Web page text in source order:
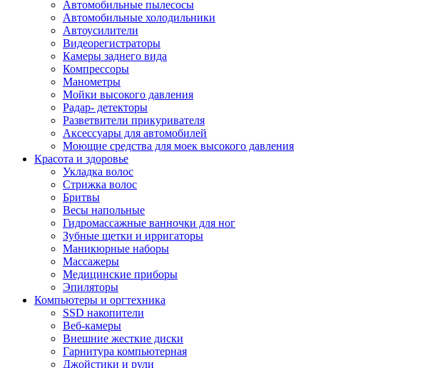
Автомобильные пылесосы
Автомобильные холодильники
Автоусилители
Видеорегистраторы
Камеры заднего вида
Компрессоры
Манометры
Мойки высокого давления
Радар- детекторы
Разветвители прикуривателя
Аксессуары для автомобилей
Моющие средства для моек высокого давления
Красота и здоровье
Укладка волос
Стрижка волос
Бритвы
Весы напольные
Гидромассажные ванночки для ног
Зубные щетки и ирригаторы
Маникюрные наборы
Массажеры
Медицинские приборы
Эпиляторы
Компьютеры и оргтехника
SSD накопители
Веб-камеры
Внешние жесткие диски
Гарнитура компьютерная
Джойстики и рули